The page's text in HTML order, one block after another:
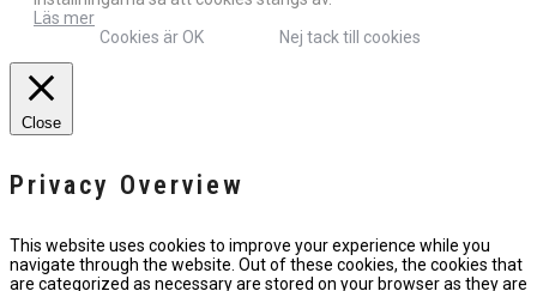
Läs mer
Cookies är OK
Nej tack till cookies
Close
Privacy Overview
This website uses cookies to improve your experience while you
navigate through the website. Out of these cookies, the cookies that
are categorized as necessary are stored on your browser as they are